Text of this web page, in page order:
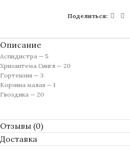
Поделиться:
Описание
Аспидистра — 5
Хризантема Сингл — 20
Гортензия — 3
Корзина малая — 1
Гвоздика — 20
Отзывы (0)
Доставка